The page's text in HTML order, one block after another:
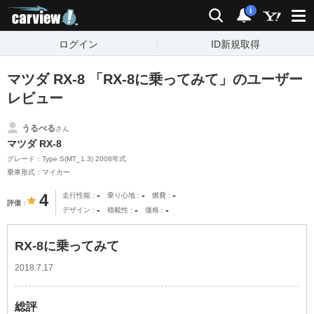
検索 通知
i
ログイン ID新規取得
マツダ RX-8 「RX-8に乗ってみて」のユーザー
レビュー
うるべるさん
マツダ RX-8
グレード：Type S(MT_1.3) 2008年式
乗車形式：マイカー
評価 4 走行性能 - 乗り心地 - 燃費 -
デザイン - 積載性 - 価格 -
RX-8に乗ってみて
2018.7.17
総評